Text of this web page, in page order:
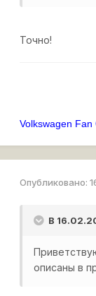
Точно!
Volkswagen Fan
Опубликовано:
В
описаны в